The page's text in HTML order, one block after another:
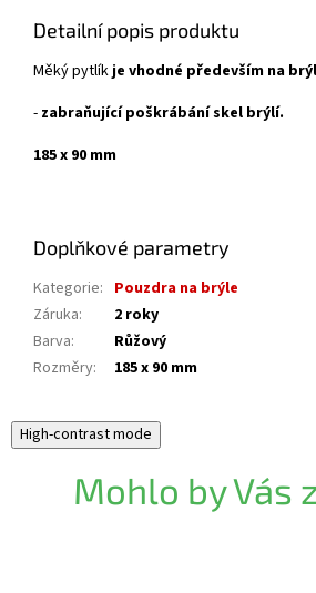
Detailní popis produktu
Měký pytlíkje vhodné především na
- zabraňující poškrábání skel brýlí.
185 x 90 mm
Doplňkové parametry
Kategorie: Pouzdra na brýle
Záruka:
2 roky
Barva:
Růžový
Rozměry: 185 x 90 mm
High-contrast mode
Mohlo by Vás